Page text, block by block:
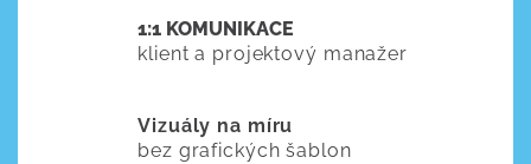
1:1 KOMUNIKACE
klient a projektový manažer
Vizuály na míru
bez grafických šablon